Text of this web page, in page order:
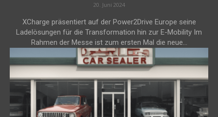
20. Juni 2024
XCharge präsentiert auf der Power2Drive Europe seine
Ladelösungen für die Transformation hin zur E-Mobility Im
Rahmen der Messe ist zum ersten Mal die neue...